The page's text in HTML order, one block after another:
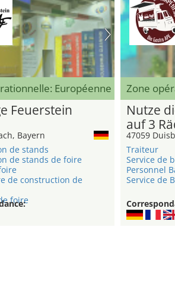
Européenne
Feuerstein
Bayern
de stands
de stands de foire
de construction de
foire
Zone
Nutze
auf 3
47059
Traiteur
Service de
Personnel
Service de